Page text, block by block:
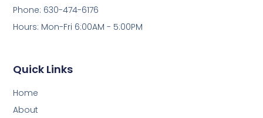
Quick Links
Home
About
Phone: 630-474-6176
Hours: Mon-Fri 6:00AM - 5:00PM